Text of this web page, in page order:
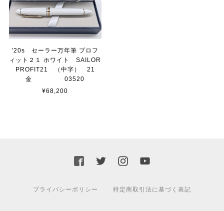
'20s セーラー万年筆 プロフ
ィット２１ ホワイト SAILOR
PROFIT21 （中字） 21
金 03520
¥68,200
プライバシーポリシー 特定商取引法に基づく表記